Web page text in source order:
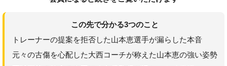
この先で分かる3つのこと
トレーナーの提案を拒否した山本恵選手が漏らした本音
元々の古傷を心配した大西コーチが称えた山本恵の強い姿勢